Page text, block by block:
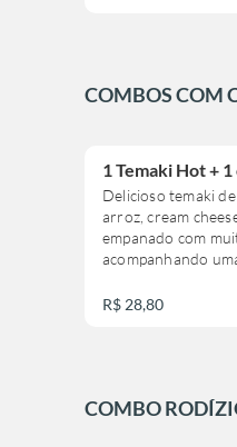
5 niguiri de
**este combinado
alteração**
COMBOS COM
1 Temaki Hot +
Delicioso temaki
arroz, cream
empanado com
acompanhando
R$ 28,80
COMBO